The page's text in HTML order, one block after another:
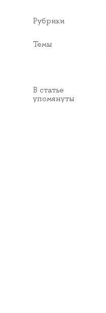
Рубрики
Темы
В статье
упомянуты